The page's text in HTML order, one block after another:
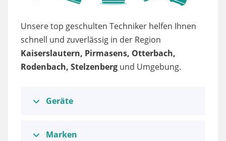
Unsere top geschulten Techniker helfen Ihnen
schnell und zuverlässig in der Region
Kaiserslautern, Pirmasens, Otterbach,
Rodenbach, Stelzenberg und Umgebung.
Geräte
Marken